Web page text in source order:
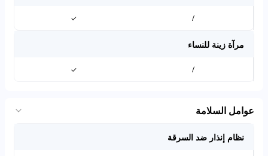
/
✓
مرآة زينة للنساء
/
✓
عوامل السلامة
نظام إنذار ضد السرقة